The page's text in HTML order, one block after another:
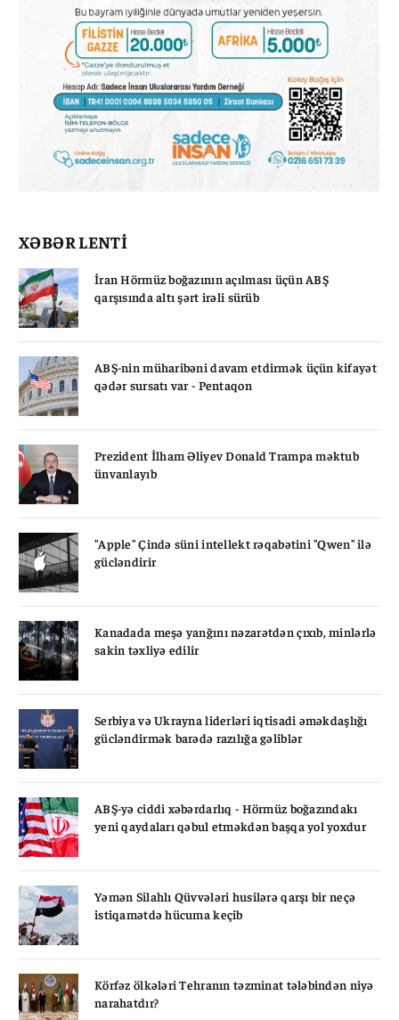
XƏBƏR LENTİ
İran Hörmüz boğazının açılması üçün ABŞ
qarşısında altı şərt irəli sürüb
ABŞ-nin müharibəni davam etdirmək üçün kifayət
qədər sursatı var - Pentaqon
Prezident İlham Əliyev Donald Trampa məktub
ünvanlayıb
"Apple" Çində süni intellekt rəqabətini "Qwen" ilə
gücləndirir
Kanadada meşə yanğını nəzarətdən çıxıb, minlərlə
sakin təxliyə edilir
Serbiya və Ukrayna liderləri iqtisadi əməkdaşlığı
gücləndirmək barədə razılığa gəliblər
ABŞ-yə ciddi xəbərdarlıq - Hörmüz boğazındakı
yeni qaydaları qəbul etməkdən başqa yol yoxdur
Yəmən Silahlı Qüvvələri husilərə qarşı bir neçə
istiqamətdə hücuma keçib
Körfəz ölkələri Tehranın təzminat tələbindən niyə
narahatdır?